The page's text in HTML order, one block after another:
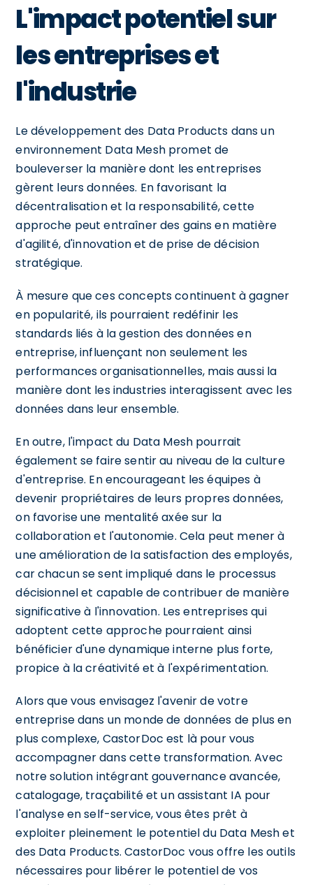
L'impact potentiel sur
les entreprises et
l'industrie
Le développement des Data Products dans un
environnement Data Mesh promet de
bouleverser la manière dont les entreprises
gèrent leurs données. En favorisant la
décentralisation et la responsabilité, cette
approche peut entraîner des gains en matière
d'agilité, d'innovation et de prise de décision
stratégique.
À mesure que ces concepts continuent à gagner
en popularité, ils pourraient redéfinir les
standards liés à la gestion des données en
entreprise, influençant non seulement les
performances organisationnelles, mais aussi la
manière dont les industries interagissent avec les
données dans leur ensemble.
En outre, l'impact du Data Mesh pourrait
également se faire sentir au niveau de la culture
d'entreprise. En encourageant les équipes à
devenir propriétaires de leurs propres données,
on favorise une mentalité axée sur la
collaboration et l'autonomie. Cela peut mener à
une amélioration de la satisfaction des employés,
car chacun se sent impliqué dans le processus
décisionnel et capable de contribuer de manière
significative à l'innovation. Les entreprises qui
adoptent cette approche pourraient ainsi
bénéficier d'une dynamique interne plus forte,
propice à la créativité et à l'expérimentation.
Alors que vous envisagez l'avenir de votre
entreprise dans un monde de données de plus en
plus complexe, CastorDoc est là pour vous
accompagner dans cette transformation. Avec
notre solution intégrant gouvernance avancée,
catalogage, traçabilité et un assistant IA pour
l'analyse en self-service, vous êtes prêt à
exploiter pleinement le potentiel du Data Mesh et
des Data Products. CastorDoc vous offre les outils
nécessaires pour libérer le potentiel de vos